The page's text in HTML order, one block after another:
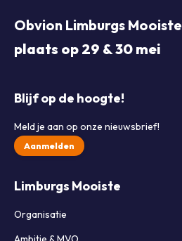
Obvion Limburgs Mooiste
plaats op 29 & 30 mei
Blijf op de hoogte!
Meld je aan op onze nieuwsbrief!
Aanmelden
Limburgs Mooiste
Organisatie